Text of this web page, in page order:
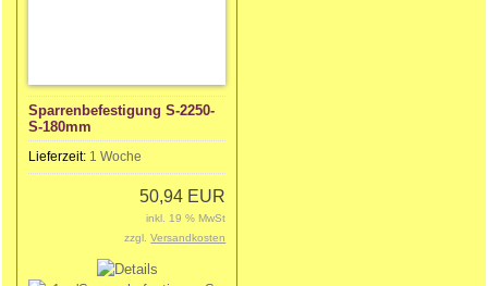
Sparrenbefestigung S-2250-
S-180mm
Lieferzeit: 1 Woche
50,94 EUR
inkl. 19 % MwSt
zzgl.Versandkosten